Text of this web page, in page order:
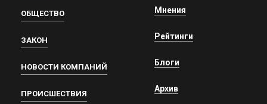
ОБЩЕСТВО
ЗАКОН
НОВОСТИ КОМПАНИЙ
ПРОИСШЕСТВИЯ
Мнения
Рейтинги
Блоги
Архив